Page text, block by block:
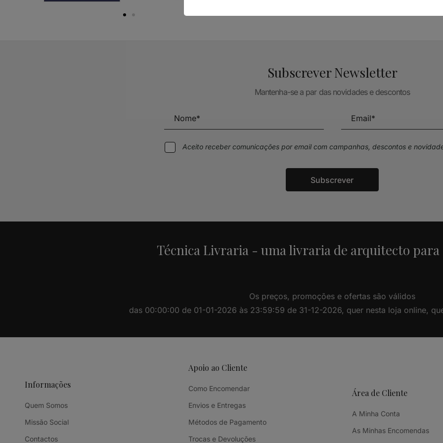
Subscrever Newsletter
Mantenha-se a par das novidades e descontos
Aceito receber comunicações por email com campanhas, descontos e
Subscrever
Técnica Livraria - uma livraria de arquitecto
Os preços, promoções e ofertas são válidos
das 00:00:00 de 01-01-2026 às 23:59:59 de 31-12-2026, quer nesta loja online,
Informações
Quem Somos
Missão Social
Contactos
Apoio ao Cliente
Como Encomendar
Envios e Entregas
Métodos de Pagamento
Trocas e Devoluções
Área de Cliente
A Minha Conta
As Minhas Encomendas